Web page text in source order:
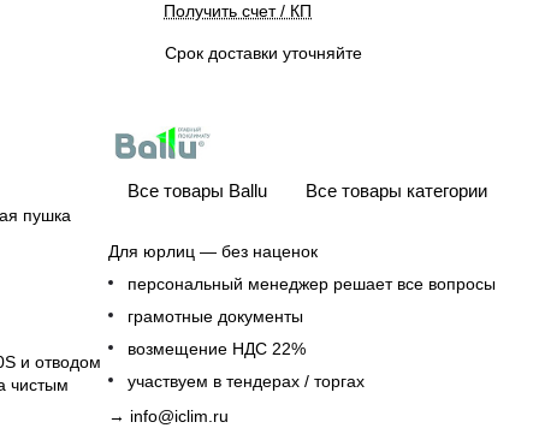
пушка
и отводом
чистым
Получить счет / КП
Срок доставки уточняйте
Все товары Ballu Все товары категории
Для юрлиц — без наценок
персональный менеджер решает все вопросы
грамотные документы
возмещение НДС 22%
участвуем в тендерах / торгах
→ info@iclim.ru